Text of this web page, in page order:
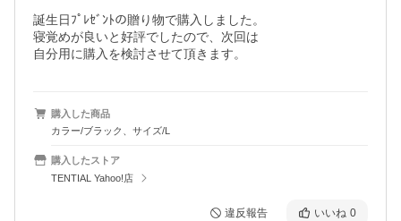
誕生日ﾌﾟﾚｾﾞﾝﾄの贈り物で購入しました。
寝覚めが良いと好評でしたので、次回は
自分用に購入を検討させて頂きます。
購入した商品
カラー/ブラック、サイズ/L
購入したストア
TENTIAL Yahoo!店
違反報告 いいね 0